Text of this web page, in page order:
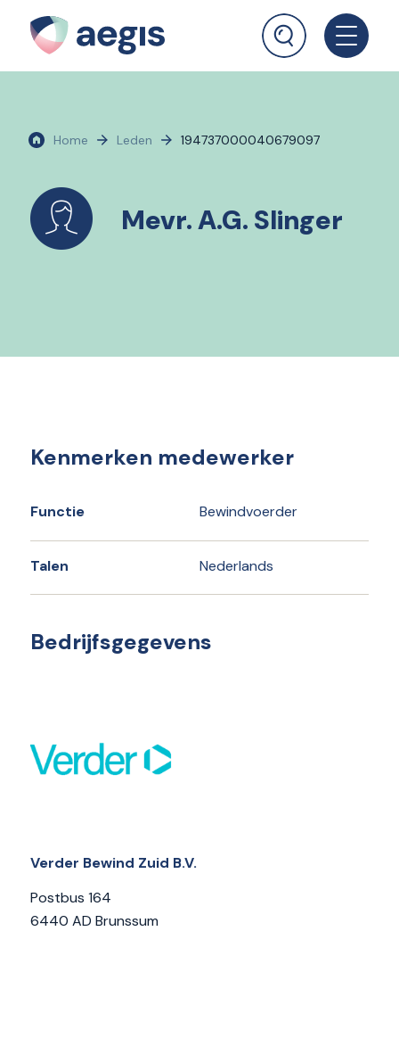
Home Leden 194737000040679097
Mevr. A.G. Slinger
Kenmerken medewerker
Functie Bewindvoerder
Talen Nederlands
Bedrijfsgegevens
Verder Bewind Zuid B.V.
Postbus 164
6440 AD Brunssum